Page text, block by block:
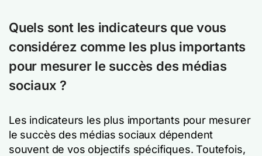
Quels sont les indicateurs que vous
considérez comme les plus importants
pour mesurer le succès des médias
sociaux ?
Les indicateurs les plus importants pour mesurer
le succès des médias sociaux dépendent
souvent de vos objectifs spécifiques. Toutefois,